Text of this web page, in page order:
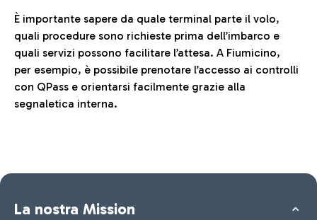
È importante sapere da quale terminal parte il volo,
quali procedure sono richieste prima dell’imbarco e
quali servizi possono facilitare l’attesa. A Fiumicino,
per esempio, è possibile prenotare l’accesso ai controlli
con QPass e orientarsi facilmente grazie alla
segnaletica interna.
La nostra Mission